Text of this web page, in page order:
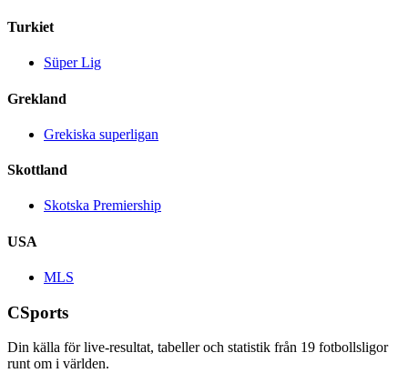
Turkiet
Süper Lig
Grekland
Grekiska superligan
Skottland
Skotska Premiership
USA
MLS
CSports
Din källa för live-resultat, tabeller och statistik från 19 fotbollsligor
runt om i världen.